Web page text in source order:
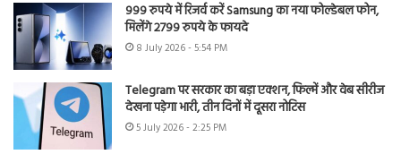
999 रुपये में रिजर्व करें Samsung का नया फोल्डेबल फोन,
मिलेंगे 2799 रुपये के फायदे
8 July 2026 - 5:54 PM
Telegram पर सरकार का बड़ा एक्शन, फिल्में और वेब सीरीज
देखना पड़ेगा भारी, तीन दिनों में दूसरा नोटिस
5 July 2026 - 2:25 PM